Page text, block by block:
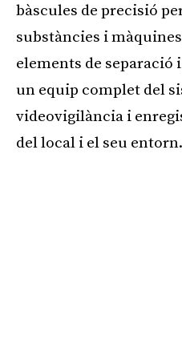
bàscules de precisió
substàncies i
elements de
un equip complet del
videovigilància i
del local i el seu entorn.